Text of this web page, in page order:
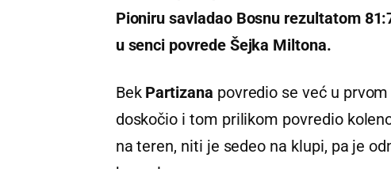
Pioniru savladao Bosnu rezultatom
u senci povrede Šejka Miltona.
Bek Partizana povredio se već u
doskočio i tom prilikom povredio
na teren, niti je sedeo na klupi, pa je